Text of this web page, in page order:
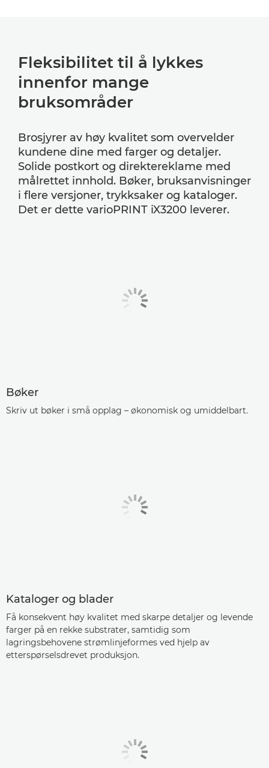
Fleksibilitet til å lykkes
innenfor mange
bruksområder
Brosjyrer av høy kvalitet som overvelder
kundene dine med farger og detaljer.
Solide postkort og direktereklame med
målrettet innhold. Bøker, bruksanvisninger
i flere versjoner, trykksaker og kataloger.
Det er dette varioPRINT iX3200 leverer.
Bøker
Skriv ut bøker i små opplag – økonomisk og umiddelbart.
Kataloger og blader
Få konsekvent høy kvalitet med skarpe detaljer og levende
farger på en rekke substrater, samtidig som
lagringsbehovene strømlinjeformes ved hjelp av
etterspørselsdrevet produksjon.